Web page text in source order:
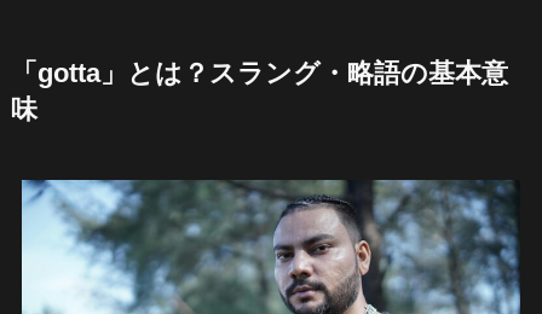
「gotta」とは？スラング・略語の基本意
味